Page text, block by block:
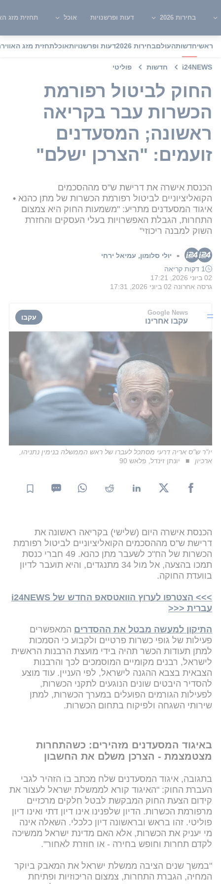
בחירות 2026 דעות ופרשנויות אוכל תחזית מזג
ראשיחדשותהעולםבחירות 2026 דעות ופרשנויותאוכלתחזית מזג האוויר
i24NEWS חדשות פוליטי
החוק לביטול רפורמת
הכשרות עבר בקריאה
ראשונה; המסעדנים
זועמים: "הצרכן ישלם"
הכנסת אישרה את דרישת ש"ס מההסכמים
הקואליציוניים לביטול רפורמת הכשרות של מתן כהנא •
איגוד המסעדנים מתריע: "משמעות החוק היא צמצום
התחרות, הגבלת האפשרויות בעלי העסקים והחזרת
השוק למבנה ריכוזי"
■ יולי סלומון, עמיאל ירחי
1 דקות קריאה
02 ביוני 2026, 17:21
גרסה אחרונה 02 ביוני 2026, 17:31
Google News
עקבו אחרינו עקבו
יו"ר ש"ס אריה דרעי מסתכל לעברו של ראש הממשלה בנימין נתניהו,
ארכיון
יונתן זינדל, פלאש 90
הכנסת אישרה היום (שלישי) בקריאה ראשונה את
דרישת ש"ס מההסכמים הקואליציוניים לביטול רפורמת
הכשרות של הח"כ לשעבר מתן כהנא. 49 חברי כנסת
תמכו בהצעה, אל מול 34 מתנגדים, והיא תועבר לדיון
בוועדת החוקה.
>>> הצטרפו לערוץ הוואטסאפ החדש של i24NEWS
עברית <<<
התיקון למעשה מבטל את ההסדרים המאפשרים
פעילות של גופי כשרות פרטיים ולקבוע כי הסמכות
למתן תעודות הכשר תהיה בידי מועצת הרבנות הראשית
לישראל, רבנים מקומיים המוסמכים לכך והרבנות
הצבאית בצבא ההגנה לישראל, לפי העניין. עוד מוצע
להסדיר היבטים שונים הנוגעים לתקני הכשרות,
לפעילות הגורמים הפועלים במערך הכשרות, למתן
שירותי השגחה ולפיקוח בתחום הכשרות.
באיגוד המסעדנים מזהירים: כשהתחרות
מצטמצמת - הצרכן משלם את החשבון
בתגובה, איגוד המסעדנים שלח מכתב בו הזהיר לגבי
העברת החוק: "האיגוד קורא לממשלת ישראל לעצור את
קידום הצעת החוק המבקשת לבטל חלקים מרכזיים
מרפורמת הכשרות. הדיון שלפנינו אינו דיון דתי ואינו דיון
פוליטי. זהו בראש ובראשונה דיון כלכלי. השאלה אינה
מי יעניק את הכשרות, אלא האם מדינת ישראל ממשיכה
לקדם תחרות וחופש בחירה - או חוזרת לאחור".
"במשך שנים הציבה ממשלת ישראל את המאבק ביוקר
המחיה, הגברת התחרות, צמצום הריכוזיות ופתיחת